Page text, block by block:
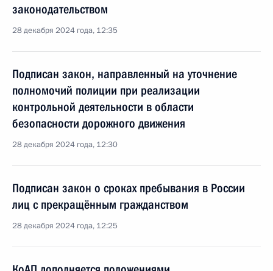
законодательством
28 декабря 2024 года, 12:35
Подписан закон, направленный на уточнение
полномочий полиции при реализации
контрольной деятельности в области
безопасности дорожного движения
28 декабря 2024 года, 12:30
Подписан закон о сроках пребывания в России
лиц с прекращённым гражданством
28 декабря 2024 года, 12:25